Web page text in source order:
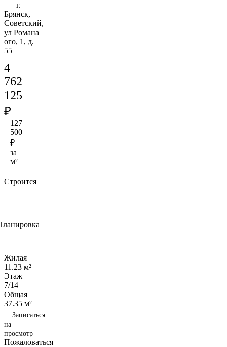
г.
Брянск,
Советский,
ул Романа
ого, 1, д.
55
4
762
125
₽
127
500
₽
за
м²
Строится
Жилая
11.23 м²
Этаж
7/14
Общая
37.35 м²
Записаться
на
просмотр
Пожаловаться